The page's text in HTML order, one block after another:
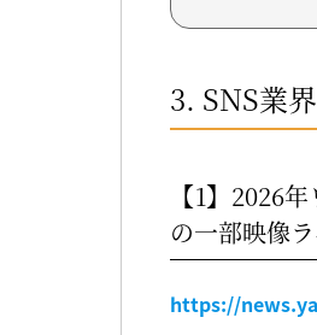
3. SNS業
【1】2026
の一部映像
https://